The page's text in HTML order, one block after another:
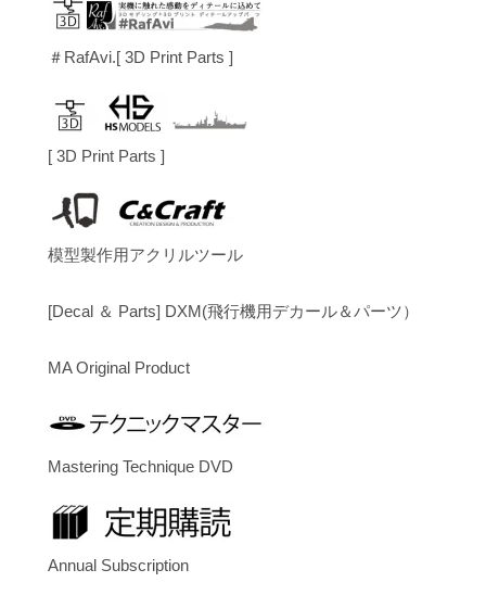
＃RafAvi.[ 3D Print Parts ]
[ 3D Print Parts ]
模型製作用アクリルツール
[Decal ＆ Parts] DXM(飛行機用デカール＆パーツ）
MA Original Product
Mastering Technique DVD
Annual Subscription